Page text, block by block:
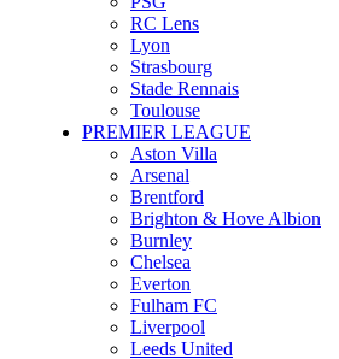
RC Lens
Lyon
Strasbourg
Stade Rennais
Toulouse
PREMIER LEAGUE
Aston Villa
Arsenal
Brentford
Brighton & Hove Albion
Burnley
Chelsea
Everton
Fulham FC
Liverpool
Leeds United